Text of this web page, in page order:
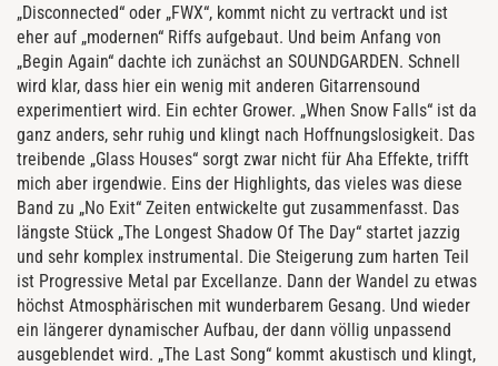
„Disconnected“ oder „FWX“, kommt nicht zu vertrackt und ist
eher auf „modernen“ Riffs aufgebaut. Und beim Anfang von
„Begin Again“ dachte ich zunächst an SOUNDGARDEN. Schnell
wird klar, dass hier ein wenig mit anderen Gitarrensound
experimentiert wird. Ein echter Grower. „When Snow Falls“ ist da
ganz anders, sehr ruhig und klingt nach Hoffnungslosigkeit. Das
treibende „Glass Houses“ sorgt zwar nicht für Aha Effekte, trifft
mich aber irgendwie. Eins der Highlights, das vieles was diese
Band zu „No Exit“ Zeiten entwickelte gut zusammenfasst. Das
längste Stück „The Longest Shadow Of The Day“ startet jazzig
und sehr komplex instrumental. Die Steigerung zum harten Teil
ist Progressive Metal par Excellanze. Dann der Wandel zu etwas
höchst Atmosphärischen mit wunderbarem Gesang. Und wieder
ein längerer dynamischer Aufbau, der dann völlig unpassend
ausgeblendet wird. „The Last Song“ kommt akustisch und klingt,